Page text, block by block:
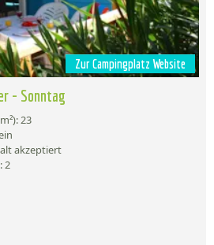
Zur Campingplatz Website
- Sonntag
23
akzeptiert
2